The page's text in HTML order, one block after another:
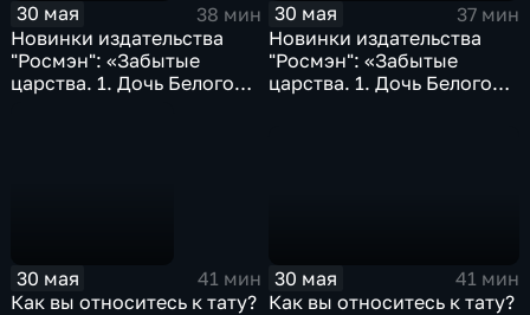
30 мая
38 мин
Новинки издательства
"Росмэн": «Забытые
царства. 1. Дочь Белого
30 мая
37 мин
Новинки издательства
"Росмэн": «Забытые
царства. 1. Дочь Белого
30 мая
41 мин
Как вы относитесь к тату?
30 мая
41 мин
Как вы относитесь к тату?